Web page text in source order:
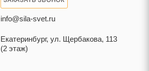
info@sila-svet.ru
Екатеринбург, ул. Щербакова, 113
(2 этаж)